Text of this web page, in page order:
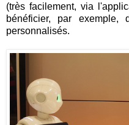
(très facilement, via
bénéficier, par
personnalisés.